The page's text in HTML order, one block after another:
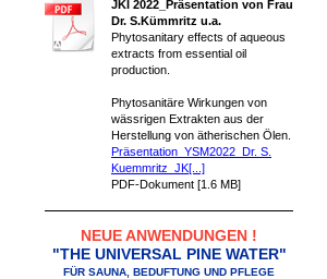
JKI 2022_Präsentation von Frau
Dr. S.Kümmritz u.a.
Phytosanitary effects of aqueous
extracts from essential oil
production.
Phytosanitäre Wirkungen von
wässrigen Extrakten aus der
Herstellung von ätherischen Ölen.
Präsentation_YSM2022_Dr. S.
Kuemmritz_JK[...]
PDF-Dokument [1.6 MB]
NEUE ANWENDUNGEN !
"THE UNIVERSAL PINE WATER"
FÜR SAUNA, BEDUFTUNG UND PFLEGE